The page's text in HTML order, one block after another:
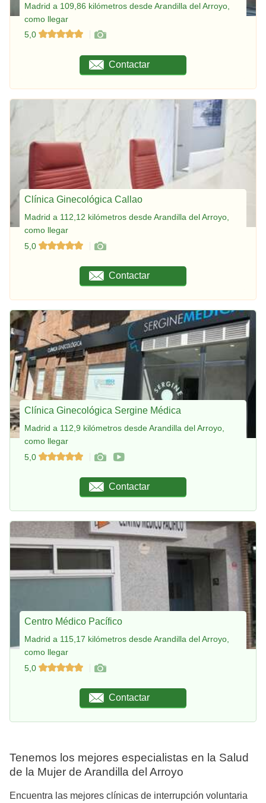
Madrid a 109,86 kilómetros desde Arandilla del Arroyo,
como llegar
5,0
Contactar
Clínica Ginecológica Callao
Madrid a 112,12 kilómetros desde Arandilla del Arroyo,
como llegar
5,0
Contactar
Clínica Ginecológica Sergine Médica
Madrid a 112,9 kilómetros desde Arandilla del Arroyo,
como llegar
5,0
Contactar
Centro Médico Pacífico
Madrid a 115,17 kilómetros desde Arandilla del Arroyo,
como llegar
5,0
Contactar
Tenemos los mejores especialistas en la Salud
de la Mujer de Arandilla del Arroyo
Encuentra las mejores clínicas de interrupción voluntaria